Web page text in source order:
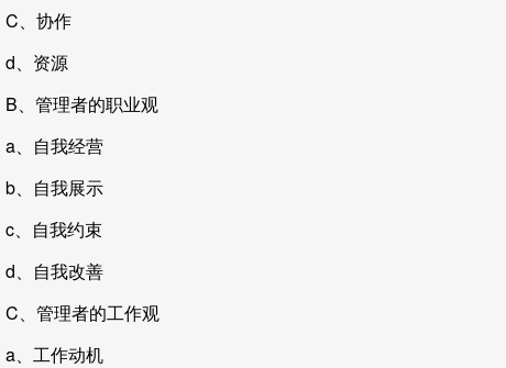
C、协作
d、资源
B、管理者的职业观
a、自我经营
b、自我展示
c、自我约束
d、自我改善
C、管理者的工作观
a、工作动机